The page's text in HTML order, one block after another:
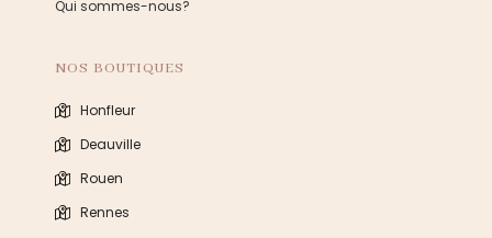
Qui sommes-nous?
NOS BOUTIQUES
Honfleur
Deauville
Rouen
Rennes